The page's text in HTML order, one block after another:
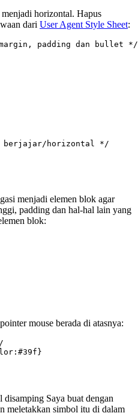
horizontal. Hapus
dari User Agent Style Sheet:
padding dan bullet */
berjajar/horizontal */
menjadi elemen blok agar
padding dan hal-hal lain yang
blok:
mouse berada di atasnya:
disamping Saya buat dengan
meletakkan simbol itu di dalam